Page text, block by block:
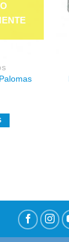
deseos